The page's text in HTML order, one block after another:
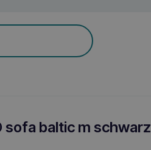
sofa baltic m schwarz